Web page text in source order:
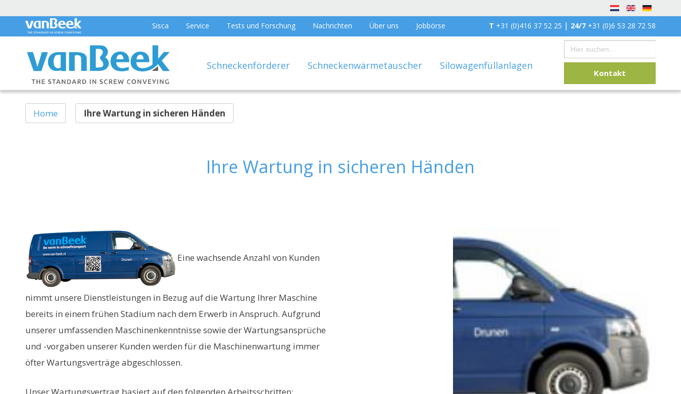
T +31 (0)416 37 52 25 | 24/7 +31 (0)6 53 28 72 58
Sisca Service Tests und Forschung Nachrichten Über uns Jobbörse
Schneckenförderer Schneckenwärmetauscher Silowagenfüllanlagen
Search
for:
Kontakt
Home Ihre Wartung in sicheren Händen
Ihre Wartung in sicheren Händen
Eine wachsende Anzahl von Kunden
nimmt unsere Dienstleistungen in Bezug auf die Wartung Ihrer Maschine
bereits in einem frühen Stadium nach dem Erwerb in Anspruch. Aufgrund
unserer umfassenden Maschinenkenntnisse sowie der Wartungsansprüche
und -vorgaben unserer Kunden werden für die Maschinenwartung immer
öfter Wartungsverträge abgeschlossen.
Unser Wartungsvertrag basiert auf den folgenden Arbeitsschritten: